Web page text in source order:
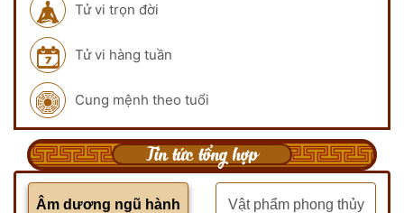
Tử vi trọn đời
Tử vi hàng tuần
Cung mệnh theo tuổi
Tin tức tổng hợp
Âm dương ngũ hành Vật phẩm phong thủy